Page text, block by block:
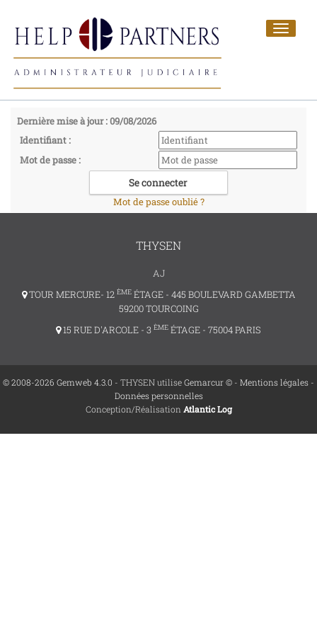
Toggle
Dernière mise à jour : 09/08/2026
Identifiant :
Mot de passe :
Mot de passe oublié ?
THYSEN
AJ
TOUR MERCURE- 12 ÈMEÉTAGE - 445 BOULEVARD GAMBETTA
59200 TOURCOING
15 RUE D'ARCOLE - 3 ÈME ÉTAGE - 75004 PARIS
© 2008-2026 Gemweb 4.3.0 - THYSEN utiliseGemarcur © - Mentions légales -
Données personnelles
Conception/Réalisation Atlantic Log